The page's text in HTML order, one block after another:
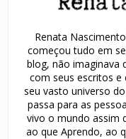
Renata
começou tudo em
blog, não imaginava
com seus escritos e
seu vasto universo
passa para as
vivo o mundo assim
ao que Aprendo, ao